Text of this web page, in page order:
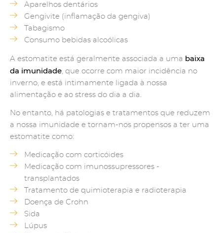
Aparelhos dentários
Gengivite (inflamação da gengiva)
Tabagismo
Consumo bebidas alcoólicas
A estomatite está geralmente associada a uma baixa
da imunidade , que ocorre com maior incidência no
inverno, e está intimamente ligada à nossa
alimentação e ao stress do dia a dia.
No entanto, há patologias e tratamentos que reduzem
a nossa imunidade e tornam-nos propensos a ter uma
estomatite como:
Medicação com corticóides
Medicação com imunossupressores -
transplantados
Tratamento de quimioterapia e radioterapia
Doença de Crohn
Sida
Lúpus